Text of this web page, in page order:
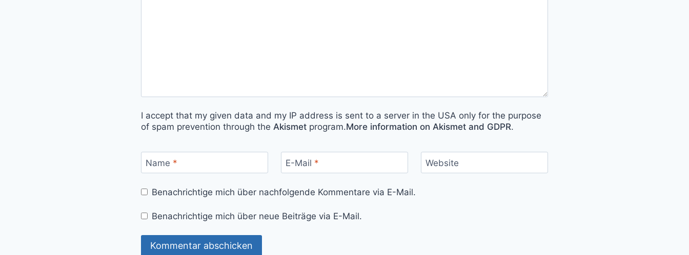
I accept that my given data and my IP address is sent to a server in the USA only for the purpose
of spam prevention through the Akismet program.More information on Akismet and GDPR.
Name * E-Mail * Website
Benachrichtige mich über nachfolgende Kommentare via E-Mail.
Benachrichtige mich über neue Beiträge via E-Mail.